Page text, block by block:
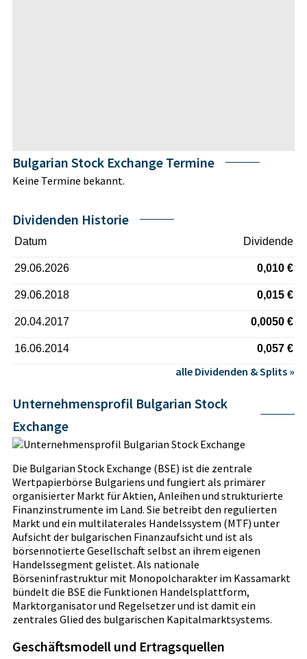
Bulgarian Stock Exchange Termine
Keine Termine bekannt.
Dividenden Historie
Datum Dividende
29.06.2026 0,010 €
29.06.2018 0,015 €
20.04.2017 0,0050 €
16.06.2014 0,057 €
alle Dividenden & Splits »
Unternehmensprofil Bulgarian Stock
Exchange
Die Bulgarian Stock Exchange (BSE) ist die zentrale
Wertpapierbörse Bulgariens und fungiert als primärer
organisierter Markt für Aktien, Anleihen und strukturierte
Finanzinstrumente im Land. Sie betreibt den regulierten
Markt und ein multilaterales Handelssystem (MTF) unter
Aufsicht der bulgarischen Finanzaufsicht und ist als
börsennotierte Gesellschaft selbst an ihrem eigenen
Handelssegment gelistet. Als nationale
Börseninfrastruktur mit Monopolcharakter im Kassamarkt
bündelt die BSE die Funktionen Handelsplattform,
Marktorganisator und Regelsetzer und ist damit ein
zentrales Glied des bulgarischen Kapitalmarktsystems.
Geschäftsmodell und Ertragsquellen